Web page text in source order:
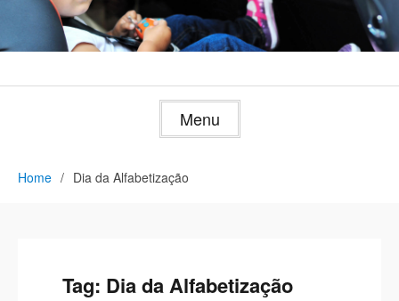
Menu
Home Dia da Alfabetização
Tag: Dia da Alfabetização